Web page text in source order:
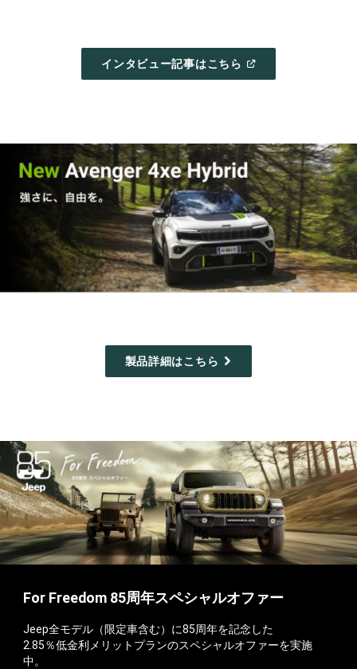
インタビュー記事はこちら OPEN
製品詳細はこちら
For Freedom 85周年スペシャルオファー
Jeep全モデル（限定車含む）に85周年を記念した
2.85％低金利メリットプランのスペシャルオファーを実施
中。